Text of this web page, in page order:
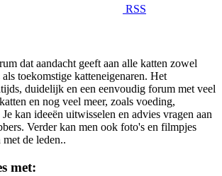
RSS
dat aandacht geeft aan alle katten zowel
toekomstige katteneigenaren. Het
duidelijk en een eenvoudig forum met veel
en nog veel meer, zoals voeding,
kan ideeën uitwisselen en advies vragen aan
Verder kan men ook foto's en filmpjes
met de leden..
met: